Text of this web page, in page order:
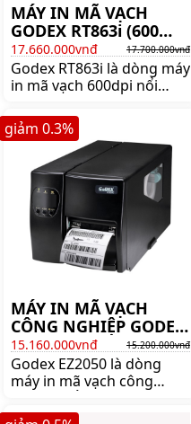
MÁY IN MÃ VẠCH
GODEX RT863i (600
DPI)
17.660.000vnđ 17.700.000vnđ
Godex RT863i là dòng máy
in mã vạch 600dpi nổi
Godex. Mua máy in mã
vạch Godex RT863i chính
hãng giá rẻ lên ngay
shoppos.vn.
MÁY IN MÃ VẠCH
CÔNG NGHIỆP GODEX
EZ2050
15.160.000vnđ 15.200.000vnđ
Godex EZ2050 là dòng
máy in mã vạch công
hiệu Godex. Mua máy in
giảm 0.3%